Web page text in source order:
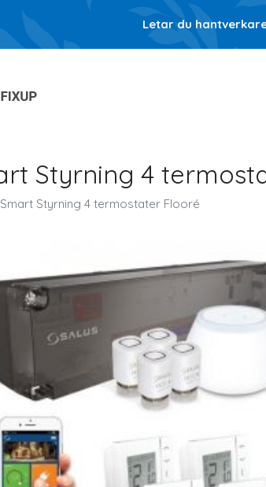
Letar du
Styrning 4
Smart Styrning 4 termostater Flooré